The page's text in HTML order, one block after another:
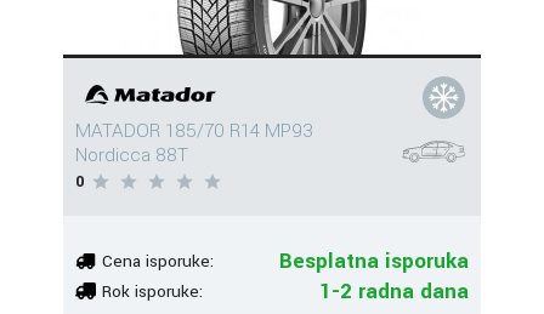
MATADOR 185/70 R14 MP93
Nordicca 88T
0
Cena isporuke: Besplatna isporuka
Rok isporuke: 1-2 radna dana